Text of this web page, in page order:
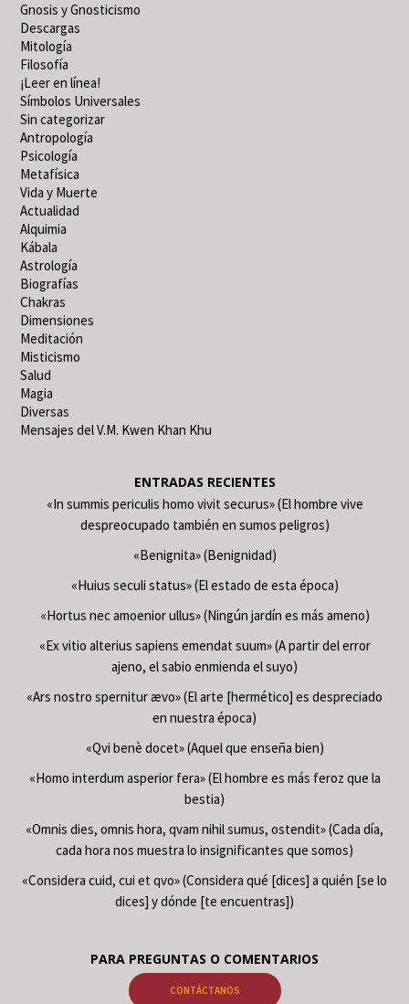
Gnosis y Gnosticismo
Descargas
Mitología
Filosofía
¡Leer en línea!
Símbolos Universales
Sin categorizar
Antropología
Psicología
Metafísica
Vida y Muerte
Actualidad
Alquimia
Kábala
Astrología
Biografías
Chakras
Dimensiones
Meditación
Misticismo
Salud
Magia
Diversas
Mensajes del V.M. Kwen Khan Khu
ENTRADAS RECIENTES
«In summis periculis homo vivit securus» (El hombre vive
despreocupado también en sumos peligros)
«Benignita» (Benignidad)
«Huius seculi status» (El estado de esta época)
«Hortus nec amoenior ullus» (Ningún jardín es más ameno)
«Ex vitio alterius sapiens emendat suum» (A partir del error
ajeno, el sabio enmienda el suyo)
«Ars nostro spernitur ævo» (El arte [hermético] es despreciado
en nuestra época)
«Qvi benè docet» (Aquel que enseña bien)
«Homo interdum asperior fera» (El hombre es más feroz que la
bestia)
«Omnis dies, omnis hora, qvam nihil sumus, ostendit» (Cada día,
cada hora nos muestra lo insignificantes que somos)
«Considera cuid, cui et qvo» (Considera qué [dices] a quién [se lo
dices] y dónde [te encuentras])
PARA PREGUNTAS O COMENTARIOS
CONTÁCTANOS